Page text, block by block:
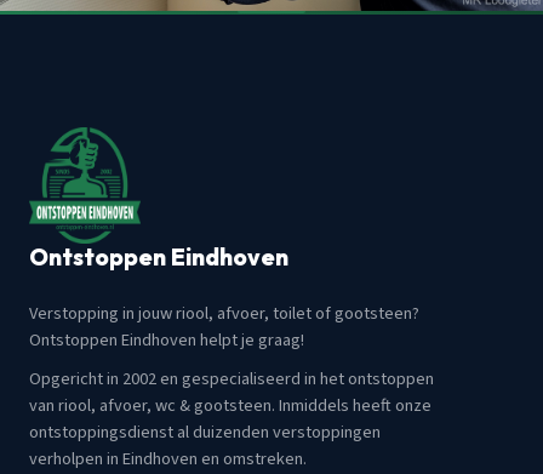
Ontstoppen Eindhoven
Verstopping in jouw riool, afvoer, toilet of gootsteen?
Ontstoppen Eindhoven helpt je graag!
Opgericht in 2002 en gespecialiseerd in het ontstoppen
van riool, afvoer, wc & gootsteen. Inmiddels heeft onze
ontstoppingsdienst al duizenden verstoppingen
verholpen in Eindhoven en omstreken.